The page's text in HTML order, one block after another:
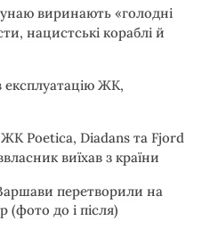
виринають «голодні
нацистські кораблі й
експлуатацію ЖК,
Poetica, Diadans та Fjord
виїхав з країни
перетворили на
(фото до і після)